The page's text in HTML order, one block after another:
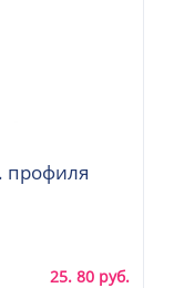
профиля
25. 80 руб.